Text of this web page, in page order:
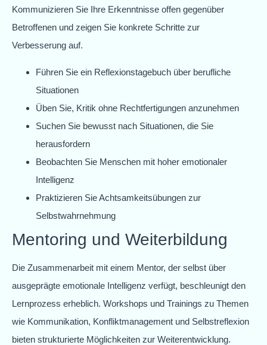
Kommunizieren Sie Ihre Erkenntnisse offen gegenüber
Betroffenen und zeigen Sie konkrete Schritte zur
Verbesserung auf.
Führen Sie ein Reflexionstagebuch über berufliche
Situationen
Üben Sie, Kritik ohne Rechtfertigungen anzunehmen
Suchen Sie bewusst nach Situationen, die Sie
herausfordern
Beobachten Sie Menschen mit hoher emotionaler
Intelligenz
Praktizieren Sie Achtsamkeitsübungen zur
Selbstwahrnehmung
Mentoring und Weiterbildung
Die Zusammenarbeit mit einem Mentor, der selbst über
ausgeprägte emotionale Intelligenz verfügt, beschleunigt den
Lernprozess erheblich. Workshops und Trainings zu Themen
wie Kommunikation, Konfliktmanagement und Selbstreflexion
bieten strukturierte Möglichkeiten zur Weiterentwicklung.